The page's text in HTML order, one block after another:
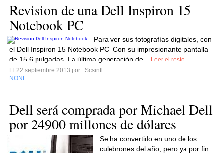
Revision de una Dell Inspiron 15
Notebook PC
Para ver sus fotografías digitales, con
el Dell Inspiron 15 Notebook PC. Con su impresionante pantalla
de 15.6 pulgadas. La última generación de...
Leer el resto
El 22 septiembre 2013 por
Scsintl
NONE
Dell será comprada por Michael Dell
por 24900 millones de dólares
Se ha convertido en uno de los
culebrones del año, pero ya por fin